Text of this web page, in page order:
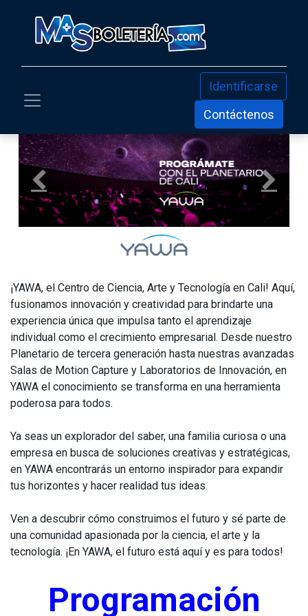
Identificarse
Contáctenos
Anterior
¡YAWA, el Centro de Ciencia, Arte y Tecnología en Cali! Aquí,
fusionamos innovación y creatividad para brindarte una
experiencia única que impulsa tanto el aprendizaje
individual como el crecimiento empresarial. Desde nuestro
Planetario de tercera generación hasta nuestras avanzadas
Salas de Motion Capture y Laboratorios de Innovación, en
YAWA el conocimiento se transforma en una herramienta
poderosa para todos.
Ya seas un explorador del saber, una familia curiosa o una
empresa en busca de soluciones creativas y estratégicas,
en YAWA encontrarás un entorno inspirador para expandir
tus horizontes y hacer realidad tus ideas.
Ven a descubrir cómo construimos el futuro y sé parte de
una comunidad apasionada por la ciencia, el arte y la
tecnología. ¡En YAWA, el futuro está aquí y es para todos!
Programación